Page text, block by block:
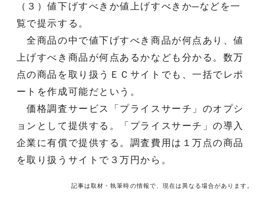
（３）値下げすべきか値上げすべきか─などを一
覧で提示する。
全商品の中で値下げすべき商品が何点あり、値
上げすべき商品が何点あるかなども分かる。数万
点の商品を取り扱うＥＣサイトでも、一括でレポ
ートを作成可能だという。
価格調査サービス「プライスサーチ」のオプシ
ョンとして提供する。「プライスサーチ」の導入
企業に有償で提供する。調査費用は１万点の商品
を取り扱うサイトで３万円から。
記事は取材・執筆時の情報で、現在は異なる場合があります。